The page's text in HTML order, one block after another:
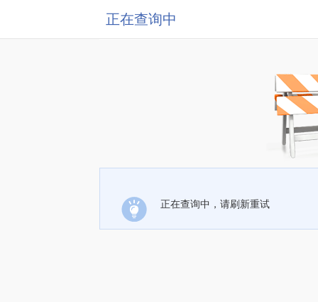
正在查询中
正在查询中，请刷新重试